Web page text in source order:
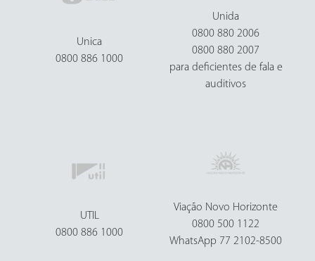
Unica
0800 886 1000
Unida
0800 880 2006
0800 880 2007
para deficientes de fala e
auditivos
UTIL
0800 886 1000
Viação Novo Horizonte
0800 500 1122
WhatsApp 77 2102-8500